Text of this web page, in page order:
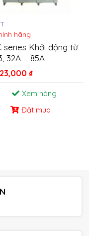
hãng
series Khởi động từ
32A – 85A
₫
Xem hàng
Đặt mua